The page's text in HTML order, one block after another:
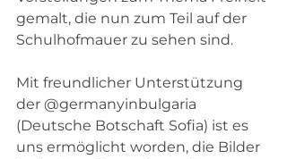
gemalt, die nun zum Teil auf der
Schulhofmauer zu sehen sind.
Mit freundlicher Unterstützung
der @germanyinbulgaria
(Deutsche Botschaft Sofia) ist es
uns ermöglicht worden, die Bilder